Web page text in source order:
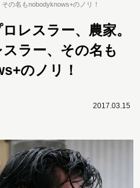
の名もnobodyknows+のノリ！
レスラー、農家。
ラー、その名も
のノリ！
2017.03.15